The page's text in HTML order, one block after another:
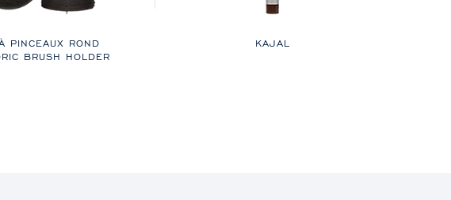
PINCEAUX ROND
BRUSH HOLDER
KAJAL